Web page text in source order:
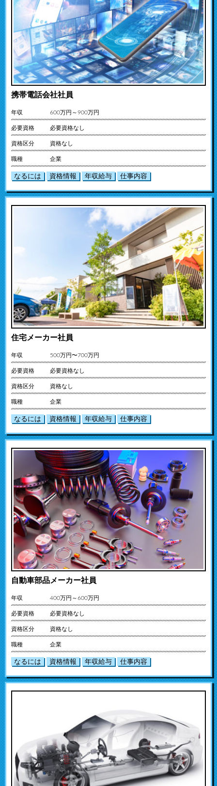
携帯電話会社社員
年収 600万円～900万円
必要資格 必要資格なし
資格区分 資格なし
職種 企業
なるには 資格情報 年収給与 仕事内容
住宅メーカー社員
年収 500万円〜700万円
必要資格 必要資格なし
資格区分 資格なし
職種 企業
なるには 資格情報 年収給与 仕事内容
自動車部品メーカー社員
年収 400万円～600万円
必要資格 必要資格なし
資格区分 資格なし
職種 企業
なるには 資格情報 年収給与 仕事内容